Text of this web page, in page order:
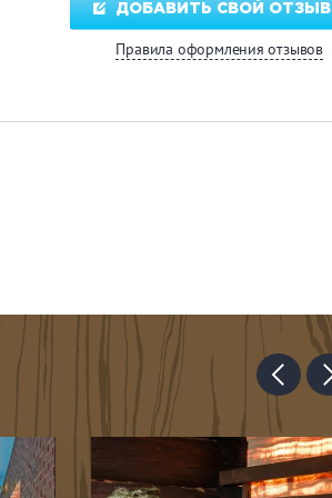
ДОБАВИТЬ СВОЙ ОТЗЫВ
Правила оформления отзывов